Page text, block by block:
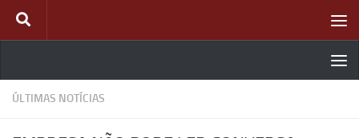
Skip to content
ÚLTIMAS NOTÍCIAS